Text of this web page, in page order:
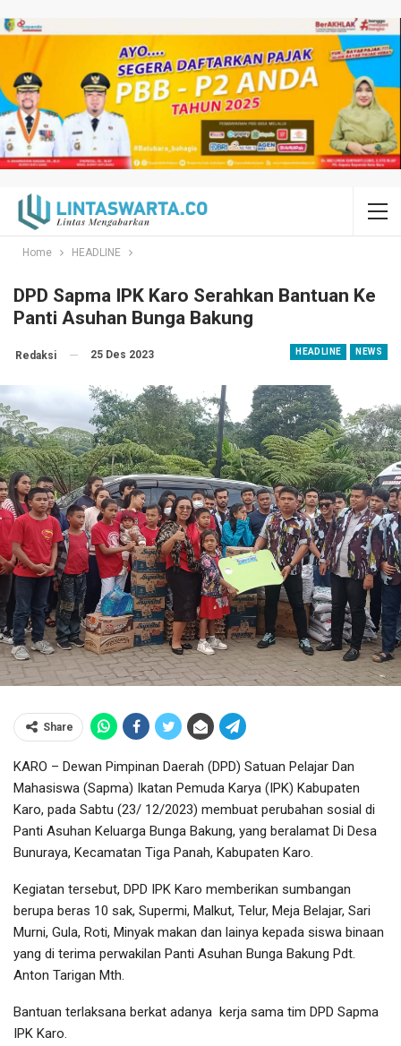
Home HEADLINE
DPD Sapma IPK Karo Serahkan Bantuan Ke
Panti Asuhan Bunga Bakung
HEADLINE NEWS
Redaksi 25 Des 2023
Share
KARO – Dewan Pimpinan Daerah (DPD) Satuan Pelajar Dan
Mahasiswa (Sapma) Ikatan Pemuda Karya (IPK) Kabupaten
Karo, pada Sabtu (23/ 12/2023) membuat perubahan sosial di
Panti Asuhan Keluarga Bunga Bakung, yang beralamat Di Desa
Bunuraya, Kecamatan Tiga Panah, Kabupaten Karo.
Kegiatan tersebut, DPD IPK Karo memberikan sumbangan
berupa beras 10 sak, Supermi, Malkut, Telur, Meja Belajar, Sari
Murni, Gula, Roti, Minyak makan dan lainya kepada siswa binaan
yang di terima perwakilan Panti Asuhan Bunga Bakung Pdt.
Anton Tarigan Mth.
Bantuan terlaksana berkat adanya kerja sama tim DPD Sapma
IPK Karo.